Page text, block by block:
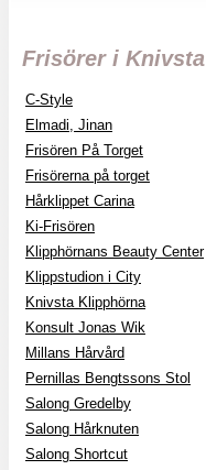
Frisörer i Knivsta
C-Style
Elmadi, Jinan
Frisören På Torget
Frisörerna på torget
Hårklippet Carina
Ki-Frisören
Klipphörnans Beauty Center
Klippstudion i City
Knivsta Klipphörna
Konsult Jonas Wik
Millans Hårvård
Pernillas Bengtssons Stol
Salong Gredelby
Salong Hårknuten
Salong Shortcut